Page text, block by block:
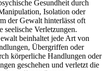
Gesundheit durch
Isolation oder
der Gewalt hinterlässt oft
seelische Verletzungen.
beinhaltet jede Art von
Übergriffen oder
körperliche Handlungen oder
geschehen und verletzt die